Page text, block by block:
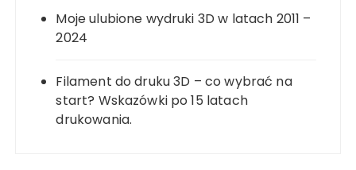
Moje ulubione wydruki 3D w latach 2011 –
2024
Filament do druku 3D – co wybrać na
start? Wskazówki po 15 latach
drukowania.